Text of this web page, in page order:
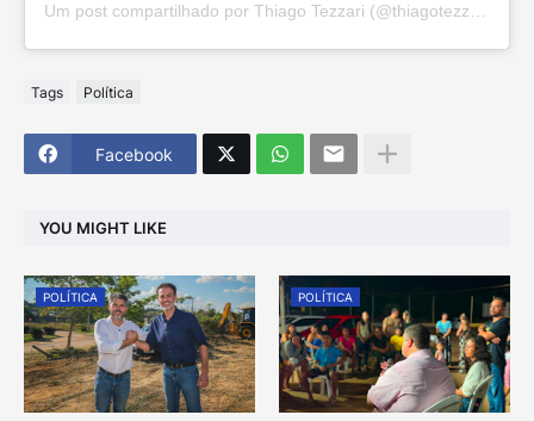
Um post compartilhado por Thiago Tezzari (@thiagotezzari)
Tags Política
Facebook
YOU MIGHT LIKE
POLÍTICA POLÍTICA